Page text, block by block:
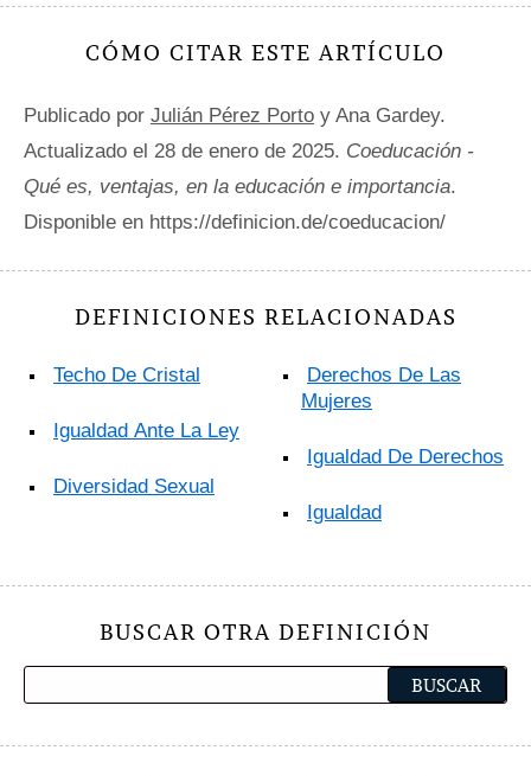
CÓMO CITAR ESTE ARTÍCULO
Publicado por Julián Pérez Porto y Ana Gardey.
Actualizado el 28 de enero de 2025. Coeducación -
Qué es, ventajas, en la educación e importancia.
Disponible en https://definicion.de/coeducacion/
DEFINICIONES RELACIONADAS
Techo De Cristal
Igualdad Ante La Ley
Diversidad Sexual
Derechos De Las
Mujeres
Igualdad De Derechos
Igualdad
BUSCAR OTRA DEFINICIÓN